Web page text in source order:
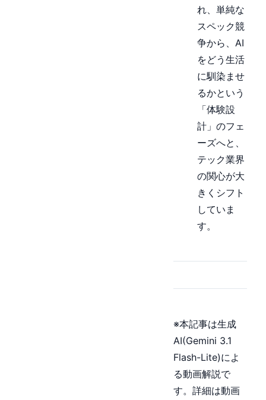
れ、単純な
スペック競
争から、AI
をどう生活
に馴染ませ
るかという
「体験設
計」のフェ
ーズへと、
テック業界
の関心が大
きくシフト
していま
す。
※本記事は生成
AI(Gemini 3.1
Flash-Lite)によ
る動画解説で
す。詳細は動画